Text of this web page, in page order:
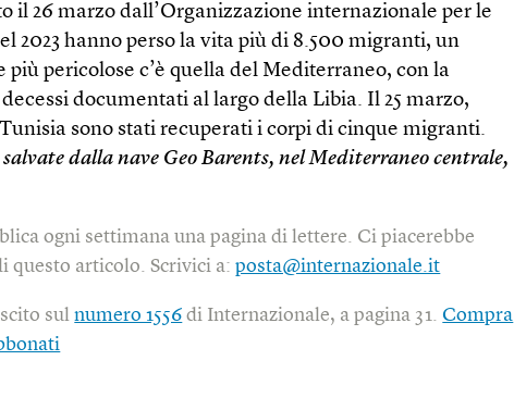
il 26 marzo dall’Organizzazione internazionale per le
2023 hanno perso la vita più di 8.500 migranti, un
più pericolose c’è quella del Mediterraneo, con la
documentati al largo della Libia. Il 25 marzo,
sono stati recuperati i corpi di cinque migranti.
dalla nave Geo Barents, nel Mediterraneo centrale,
ogni settimana una pagina di lettere. Ci piacerebbe
questo articolo. Scrivici a:posta@internazionale.it
sulnumero 1556 di Internazionale, a pagina 31.Compra